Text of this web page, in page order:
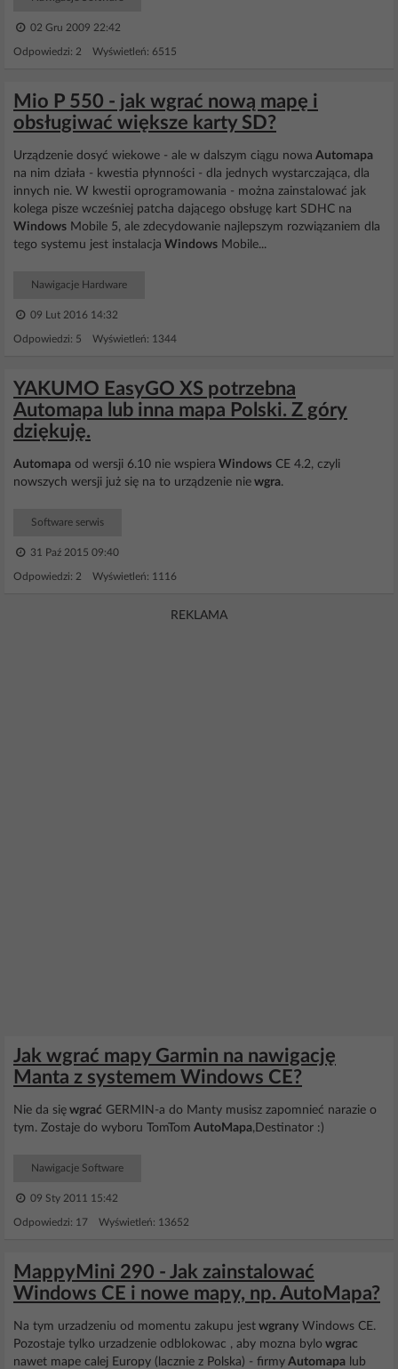
02 Gru 2009 22:42
Odpowiedzi: 2 Wyświetleń: 6515
Mio P 550 - jak wgrać nową mapę i
obsługiwać większe karty SD?
Urządzenie dosyć wiekowe - ale w dalszym ciągu nowa Automapa
na nim działa - kwestia płynności - dla jednych wystarczająca, dla
innych nie. W kwestii oprogramowania - można zainstalować jak
kolega pisze wcześniej patcha dającego obsługę kart SDHC na
Windows Mobile 5, ale zdecydowanie najlepszym rozwiązaniem dla
tego systemu jest instalacja Windows Mobile...
Nawigacje Hardware
09 Lut 2016 14:32
Odpowiedzi: 5 Wyświetleń: 1344
YAKUMO EasyGO XS potrzebna
Automapa lub inna mapa Polski. Z góry
dziękuję.
Automapa od wersji 6.10 nie wspiera Windows CE 4.2, czyli
nowszych wersji już się na to urządzenie nie wgra.
Software serwis
31 Paź 2015 09:40
Odpowiedzi: 2 Wyświetleń: 1116
REKLAMA
Jak wgrać mapy Garmin na nawigację
Manta z systemem Windows CE?
Nie da się wgrać GERMIN-a do Manty musisz zapomnieć narazie o
tym. Zostaje do wyboru TomTom AutoMapa,Destinator :)
Nawigacje Software
09 Sty 2011 15:42
Odpowiedzi: 17 Wyświetleń: 13652
MappyMini 290 - Jak zainstalować
Windows CE i nowe mapy, np. AutoMapa?
Na tym urzadzeniu od momentu zakupu jest wgrany Windows CE.
Pozostaje tylko urzadzenie odblokowac , aby mozna bylo wgrac
nawet mape calej Europy (lacznie z Polska) - firmy Automapa lub